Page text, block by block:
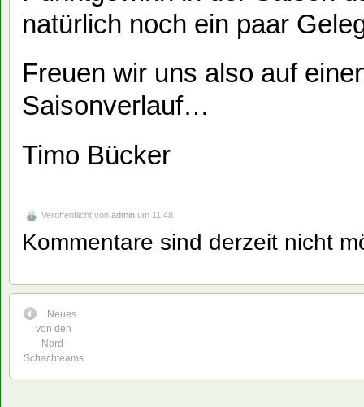
natürlich noch ein paar
Freuen wir uns also auf
Saisonverlauf…
Timo Bücker
Veröffentlicht von admin um 11:48
Kommentare sind derzeit nicht
Neues
von den
Nord-
Schachteams